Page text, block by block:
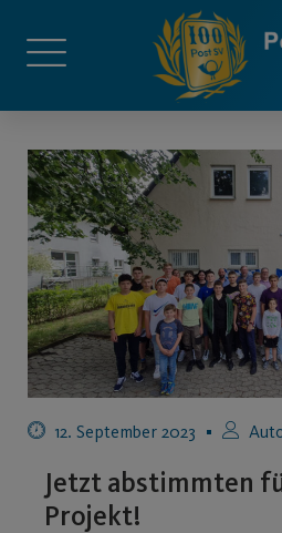
12. September 2023
Jetzt abstimmten
Projekt!